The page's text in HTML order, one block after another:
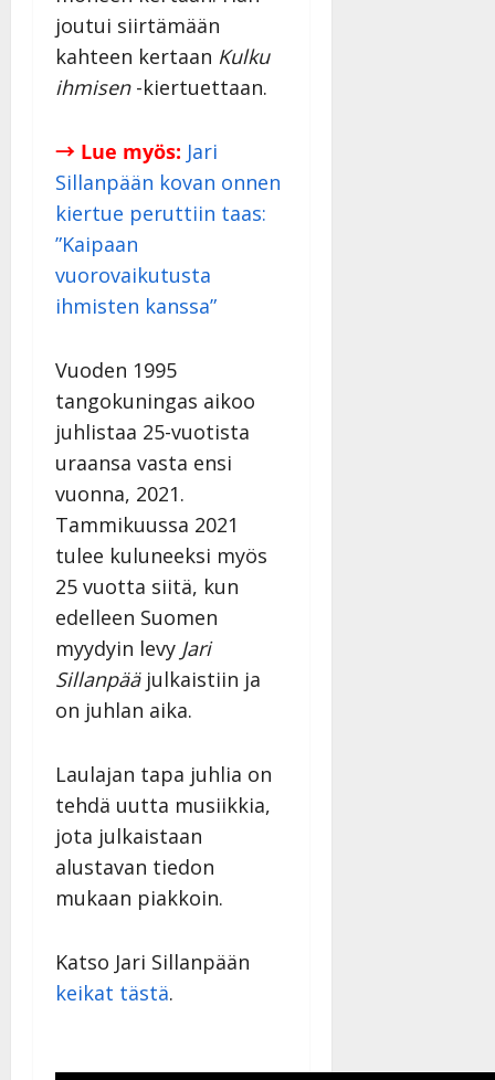
joutui siirtämään
kahteen kertaan Kulku
ihmisen-kiertuettaan.
→ Lue myös: Jari
Sillanpään kovan onnen
kiertue peruttiin taas:
”Kaipaan
vuorovaikutusta
ihmisten kanssa”
Vuoden 1995
tangokuningas aikoo
juhlistaa 25-vuotista
uraansa vasta ensi
vuonna, 2021.
Tammikuussa 2021
tulee kuluneeksi myös
25 vuotta siitä, kun
edelleen Suomen
myydyin levy Jari
Sillanpää julkaistiin ja
on juhlan aika.
Laulajan tapa juhlia on
tehdä uutta musiikkia,
jota julkaistaan
alustavan tiedon
mukaan piakkoin.
Katso Jari Sillanpään
keikat tästä.